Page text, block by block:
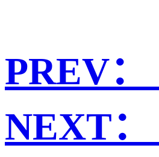
PREV：
NEXT：